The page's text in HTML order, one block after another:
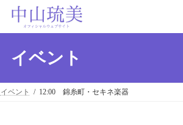
イベント
イベント 12:00 錦糸町・セキネ楽器